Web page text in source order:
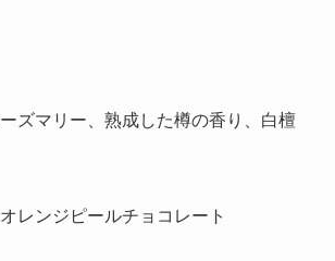
ズマリー、熟成した樽の香り、白檀
レンジピールチョコレート